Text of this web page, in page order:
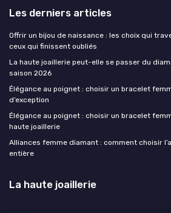
Les derniers articles
Offrir un bijou de naissance : les choix qui
ceux qui finissent oubliés
La haute joaillerie peut-elle se passer du
saison 2026
Élégance au poignet : choisir un bracelet
d’exception
Élégance au poignet : choisir un bracelet
haute joaillerie
Alliances femme diamant : comment choisir
entière
La haute joaillerie